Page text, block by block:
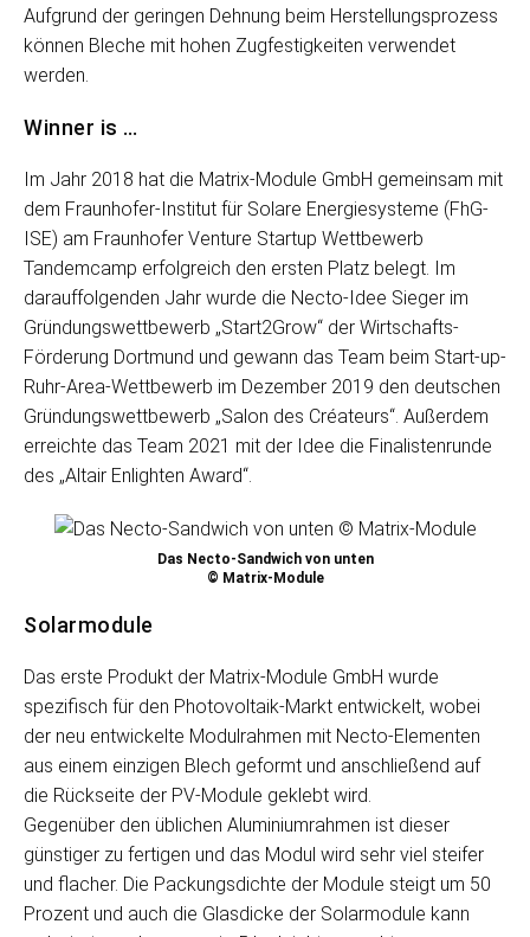
Aufgrund der geringen Dehnung beim Herstellungsprozess
können Bleche mit hohen Zugfestigkeiten verwendet
werden.
Winner is …
Im Jahr 2018 hat die Matrix-Module GmbH gemeinsam mit
dem Fraunhofer-Institut für Solare Energiesysteme (FhG-
ISE) am Fraunhofer Venture Startup Wettbewerb
Tandemcamp erfolgreich den ersten Platz belegt. Im
darauffolgenden Jahr wurde die Necto-Idee Sieger im
Gründungswettbewerb „Start2Grow“ der Wirtschafts-
Förderung Dortmund und gewann das Team beim Start-up-
Ruhr-Area-Wettbewerb im Dezember 2019 den deutschen
Gründungswettbewerb „Salon des Créateurs“. Außerdem
erreichte das Team 2021 mit der Idee die Finalistenrunde
des „Altair Enlighten Award“.
Das Necto-Sandwich von unten
© Matrix-Module
Solarmodule
Das erste Produkt der Matrix-Module GmbH wurde
spezifisch für den Photovoltaik-Markt entwickelt, wobei
der neu entwickelte Modulrahmen mit Necto-Elementen
aus einem einzigen Blech geformt und anschließend auf
die Rückseite der PV-Module geklebt wird.
Gegenüber den üblichen Aluminiumrahmen ist dieser
günstiger zu fertigen und das Modul wird sehr viel steifer
und flacher. Die Packungsdichte der Module steigt um 50
Prozent und auch die Glasdicke der Solarmodule kann